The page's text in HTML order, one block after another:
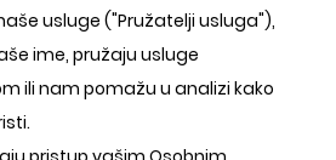
usluge ("Pružatelji usluga"),
ime, pružaju usluge
ili nam pomažu u analizi kako